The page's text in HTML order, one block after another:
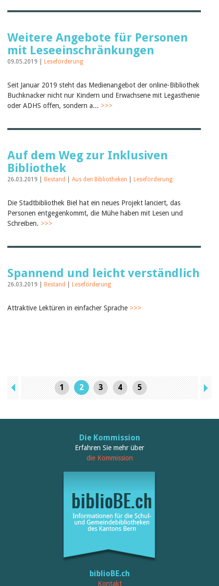
Weitere Angebote für Personen
mit Leseeinschränkungen
09.05.2019 | Leseförderung
Seit Januar 2019 steht das Medienangebot der online-Bibliothek
Buchknacker nicht nur Kindern und Erwachsene mit Legasthenie
oder ADHS offen, sondern a... >>>
Auf dem Weg zur Inklusiven
Bibliothek
26.03.2019 | Bestand Aus den Bibliotheken Leseförderung
Die Stadtbibliothek Biel hat ein neues Projekt lanciert, das
Personen entgegenkommt, die Mühe haben mit Lesen und
Schreiben. >>>
Spannend und leicht verständlich
26.03.2019 | Bestand Leseförderung
Attraktive Lektüren in einfacher Sprache >>>
1 2 3 4 5
Die Kommission
Erfahren Sie mehr über
die Kommission
biblioBE.ch
Kontakt